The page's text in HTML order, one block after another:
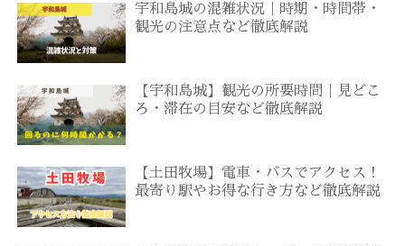
宇和島城の混雑状況｜時期・時間帯・
観光の注意点など徹底解説
【宇和島城】観光の所要時間｜見どこ
ろ・滞在の目安など徹底解説
【土田牧場】電車・バスでアクセス！
最寄り駅やお得な行き方など徹底解説